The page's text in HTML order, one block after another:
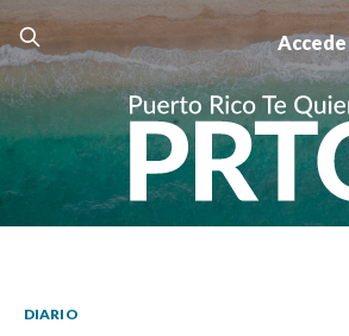
Accede
DIARIO